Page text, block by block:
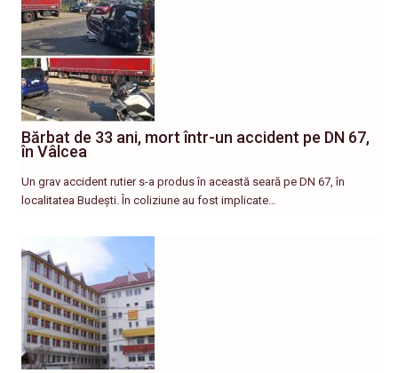
Bărbat de 33 ani, mort într-un accident pe DN 67,
în Vâlcea
Un grav accident rutier s-a produs în această seară pe DN 67, în
localitatea Budești. În coliziune au fost implicate…